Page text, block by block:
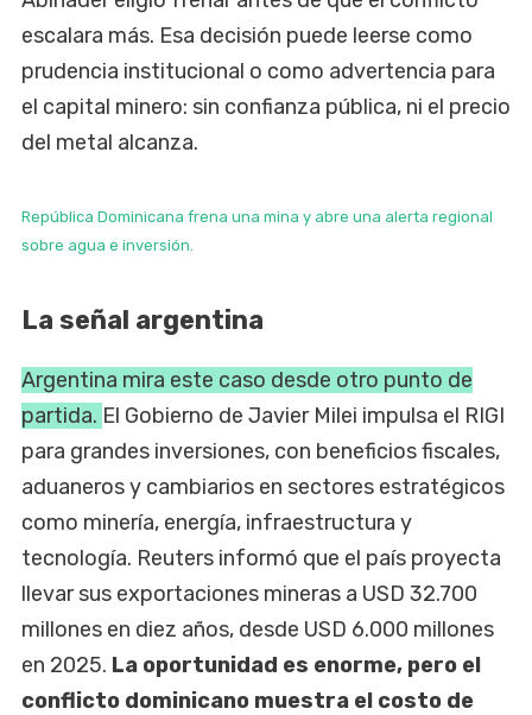
escalara más. Esa decisión puede leerse como
prudencia institucional o como advertencia para
el capital minero: sin confianza pública, ni el precio
del metal alcanza.
República Dominicana frena una mina y abre una alerta regional
sobre agua e inversión.
La señal argentina
Argentina mira este caso desde otro punto de
partida. El Gobierno de Javier Milei impulsa el RIGI
para grandes inversiones, con beneficios fiscales,
aduaneros y cambiarios en sectores estratégicos
como minería, energía, infraestructura y
tecnología. Reuters informó que el país proyecta
llevar sus exportaciones mineras a USD 32.700
millones en diez años, desde USD 6.000 millones
en 2025. La oportunidad es enorme, pero el
conflicto dominicano muestra el costo de